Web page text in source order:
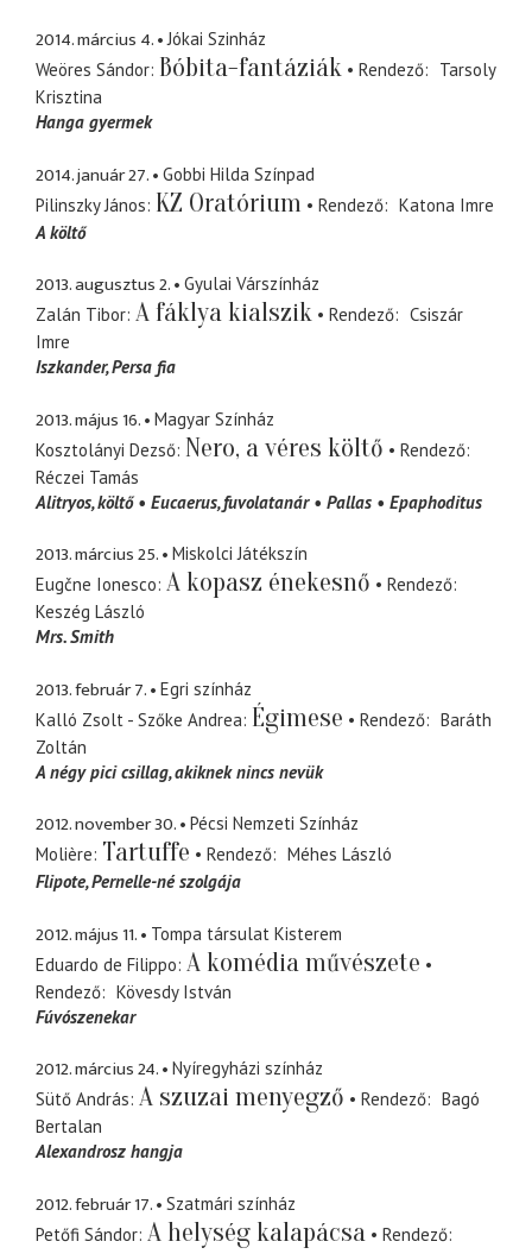
2014. március 4.
Jókai Szinház
Weöres Sándor Bóbita-fantáziák Rendező
Tarsoly
Krisztina
Hanga gyermek
2014. január 27.
Gobbi Hilda Színpad
Pilinszky János KZ Oratórium Rendező
Katona Imre
A költő
2013. augusztus 2.
Gyulai Várszínház
Zalán Tibor A fáklya kialszik Rendező
Csiszár
Imre
Iszkander Persa fia
2013. május 16.
Magyar Színház
Kosztolányi Dezső Nero, a véres költő
Rendező
Réczei Tamás
Alitryos költő Eucaerus fuvolatanár Pallas Epaphoditus
2013. március 25.
Miskolci Játékszín
Eugčne Ionesco A kopasz énekesnő
Rendező
Keszég László
Mrs. Smith
2013. február 7.
Egri színház
Kalló Zsolt - Szőke Andrea Égimese Rendező
Baráth
Zoltán
A négy pici csillag akiknek nincs nevük
2012. november 30.
Pécsi Nemzeti Színház
Molière Tartuffe Rendező
Méhes László
Flipote Pernelle-né szolgája
2012. május 11.
Tompa társulat Kisterem
Eduardo de Filippo A komédia művészete
Rendező
Kövesdy István
Fúvószenekar
2012. március 24.
Nyíregyházi színház
Sütő András A szuzai menyegző Rendező
Bagó
Bertalan
Alexandrosz hangja
2012. február 17.
Szatmári színház
Petőfi Sándor A helység kalapácsa
Rendező